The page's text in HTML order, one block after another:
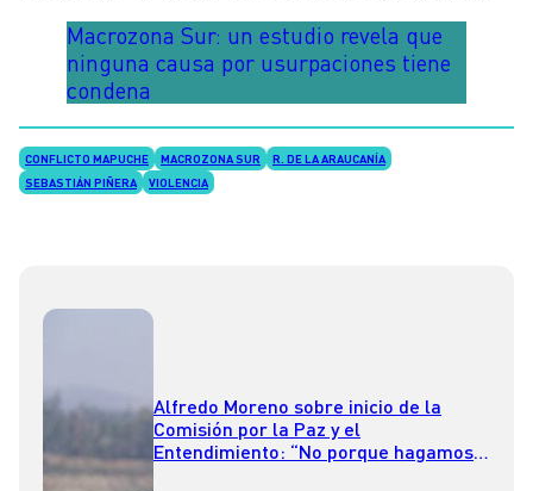
Macrozona Sur: un estudio revela que
ninguna causa por usurpaciones tiene
condena
CONFLICTO MAPUCHE MACROZONA SUR
R. DE LA ARAUCANÍA
SEBASTIÁN PIÑERA
VIOLENCIA
Alfredo Moreno sobre inicio de la
Comisión por la Paz y el
Entendimiento: “No porque hagamos